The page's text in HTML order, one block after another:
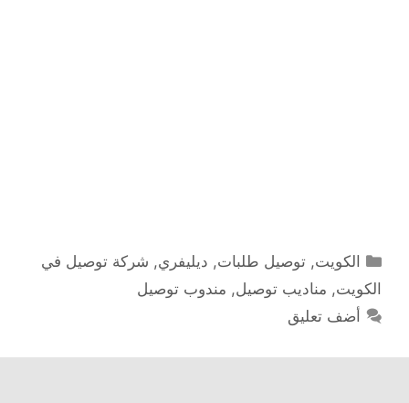
التصنيفات
الكويت,توصيل طلبات, ديليفري, شركة توصيل في
الكويت, مناديب توصيل, مندوب توصيل
أضف تعليق